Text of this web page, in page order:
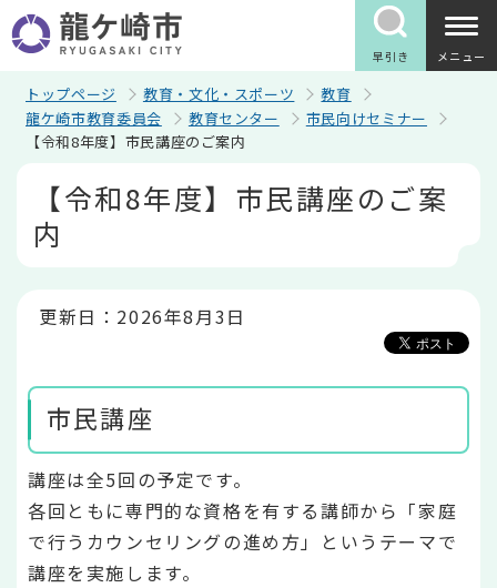
の
ペ
早引き メニュー
トップページ 教育・文化・スポーツ
教育
龍ケ崎市教育委員会
教育センター
市民向けセミナー
【令和8年度】市民講座のご案内
【令和8年度】市民講座のご案
内
更新日：2026年8月3日
市民講座
講座は全5回の予定です。
各回ともに専門的な資格を有する講師から「家庭
で行うカウンセリングの進め方」というテーマで
講座を実施します。